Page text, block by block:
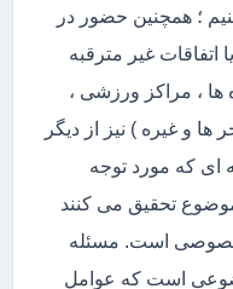
؛ همچنین حضور در
اتفاقات غیر مترقبه
ها ، مراکز ورزشی ،
ها و غیره ) نیز از دیگر
ای که مورد توجه
تحقیق می کنند
خصوصی است. مسئله
است که عوامل